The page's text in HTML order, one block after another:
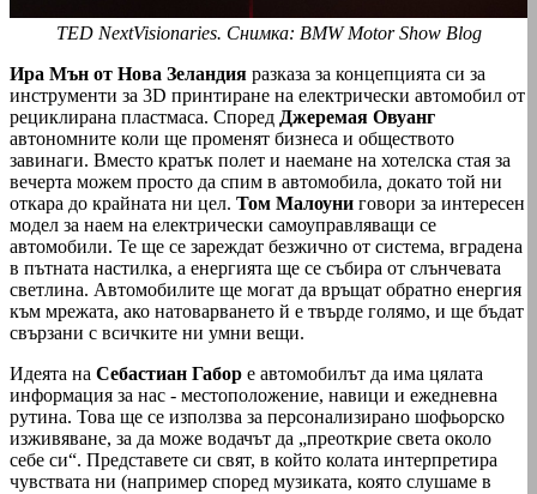
TED NextVisionaries. Снимка: BMW Motor Show Blog
Ира Мън от Нова Зеландия разказа за концепцията си за
инструменти за 3D принтиране на електрически автомобил от
рециклирана пластмаса. Според Джеремая Овуанг
автономните коли ще променят бизнеса и обществото
завинаги. Вместо кратък полет и наемане на хотелска стая за
вечерта можем просто да спим в автомобила, докато той ни
откара до крайната ни цел. Том Малоуни говори за интересен
модел за наем на електрически самоуправляващи се
автомобили. Те ще се зареждат безжично от система, вградена
в пътната настилка, а енергията ще се събира от слънчевата
светлина. Автомобилите ще могат да връщат обратно енергия
към мрежата, ако натоварването й е твърде голямо, и ще бъдат
свързани с всичките ни умни вещи.
Идеята на Себастиан Габор е автомобилът да има цялата
информация за нас - местоположение, навици и ежедневна
рутина. Това ще се използва за персонализирано шофьорско
изживяване, за да може водачът да „преоткрие света около
себе си“. Представете си свят, в който колата интерпретира
чувствата ни (например според музиката, която слушаме в